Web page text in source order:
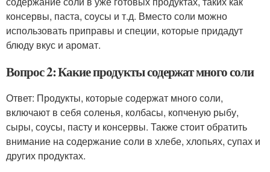
консервы, паста, соусы и т.д. Вместо соли можно
использовать приправы и специи, которые придадут
блюду вкус и аромат.
Вопрос 2: Какие продукты содержат много соли
Ответ: Продукты, которые содержат много соли,
включают в себя соленья, колбасы, копченую рыбу,
сыры, соусы, пасту и консервы. Также стоит обратить
внимание на содержание соли в хлебе, хлопьях, супах и
других продуктах.